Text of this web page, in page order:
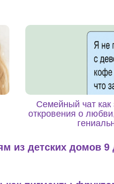
Семейный чат как
откровения о
из детских домов